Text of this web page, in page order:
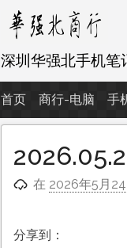
内
深圳华强北手机笔
首页 商行-电脑 手
在 2026年5月24
分享到：